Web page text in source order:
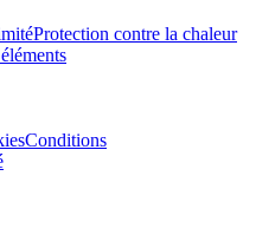
Protection contre la chaleur
Conditions